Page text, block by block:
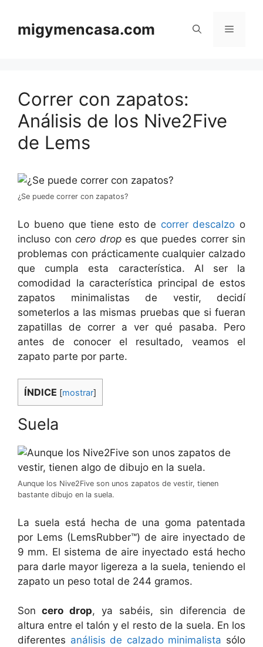
contenido
migymencasa.com Menú
Correr con zapatos:
Análisis de los Nive2Five
de Lems
¿Se puede correr con zapatos?
Lo bueno que tiene esto de correr descalzo o
incluso con cero dropes que puedes correr sin
problemas con prácticamente cualquier calzado
que cumpla esta característica. Al ser la
comodidad la característica principal de estos
zapatos minimalistas de vestir, decidí
someterlos a las mismas pruebas que si fueran
zapatillas de correr a ver qué pasaba. Pero
antes de conocer el resultado, veamos el
zapato parte por parte.
ÍNDICE [mostrar]
Suela
Aunque los Nive2Five son unos zapatos de vestir, tienen
bastante dibujo en la suela.
La suela está hecha de una goma patentada
por Lems (LemsRubber™) de aire inyectado de
9 mm. El sistema de aire inyectado está hecho
para darle mayor ligereza a la suela, teniendo el
zapato un peso total de 244 gramos.
Son cero drop, ya sabéis, sin diferencia de
altura entre el talón y el resto de la suela. En los
diferentes análisis de calzado minimalista sólo